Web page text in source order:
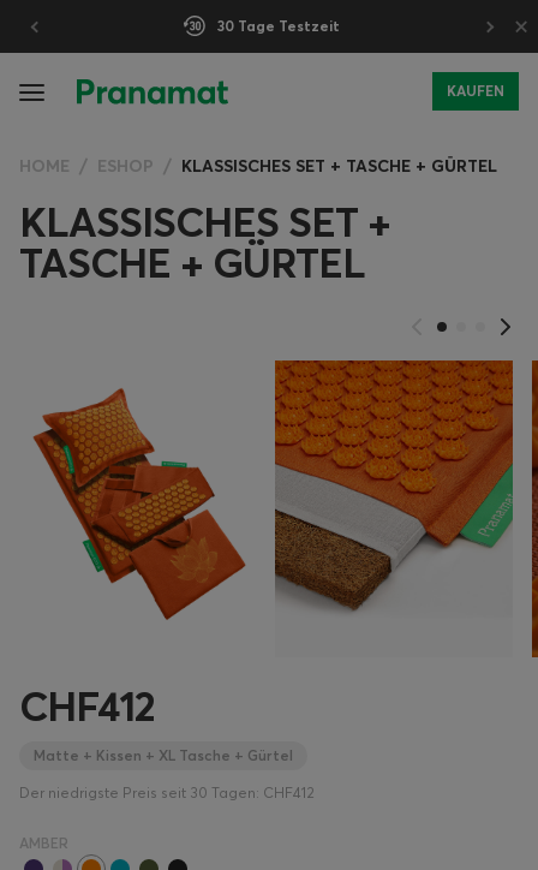
30 Tage Testzeit ×
KAUFEN
HOME ESHOP KLASSISCHES SET + TASCHE + GÜRTEL
KLASSISCHES SET +
TASCHE + GÜRTEL
CHF412
Matte + Kissen + XL Tasche + Gürtel
Der niedrigste Preis seit 30 Tagen: CHF412
AMBER